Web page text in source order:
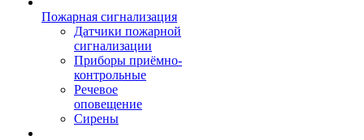
Пожарная сигнализация
Датчики пожарной
сигнализации
Приборы приёмно-
контрольные
Речевое
оповещение
Сирены